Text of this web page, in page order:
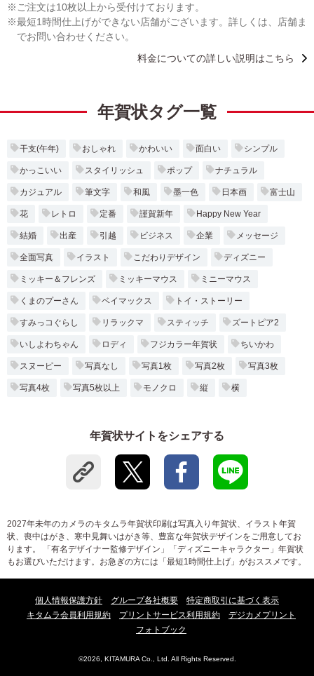
ご注文は10枚以上から受付けております。
最短1時間仕上げができない店舗がございます。詳しくは、店舗ま
でお問い合わせください。
料金についての詳しい説明はこちら
年賀状タグ一覧
干支(午年) おしゃれ かわいい 面白い シンプル
かっこいい スタイリッシュ ポップ ナチュラル
カジュアル 筆文字 和風 墨一色 日本画 富士山
花 レトロ 定番 謹賀新年 Happy New Year
結婚 出産 引越 ビジネス 企業 メッセージ
全面写真 イラスト こだわりデザイン ディズニー
ミッキー＆フレンズ ミッキーマウス ミニーマウス
くまのプーさん ベイマックス トイ・ストーリー
すみっコぐらし リラックマ スティッチ ズートピア2
いしよわちゃん ロディ フジカラー年賀状 ちいかわ
スヌーピー 写真なし 写真1枚 写真2枚 写真3枚
写真4枚 写真5枚以上 モノクロ 縦 横
年賀状サイトをシェアする
2027年未年のカメラのキタムラ年賀状印刷は写真入り年賀状、イラスト年賀
状、喪中はがき、寒中見舞いはがき等、豊富な年賀状デザインをご用意してお
ります。 「有名デザイナー監修デザイン」「ディズニーキャラクター」年賀状
もお選びいただけます。お急ぎの方には「最短1時間仕上げ」がおススメです。
個人情報保護方針 グループ各社概要
特定商取引に基づく表示
キタムラ会員利用規約
プリントサービス利用規約
デジカメプリント
フォトブック
©2026, KITAMURA Co., Ltd. All Rights Reserved.